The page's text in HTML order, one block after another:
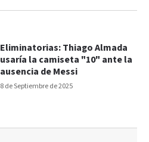
8 de Septiembre de 2025
Eliminatorias: Thiago Almada
usaría la camiseta "10" ante la
ausencia de Messi